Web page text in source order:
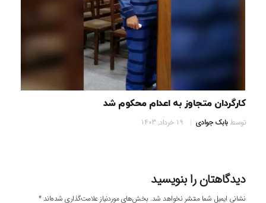
کارگردان متجاوز به اعدام محکوم شد
توسطبابک جوادی 19 خرداد, 1403
دیدگاهتان را بنویسید
نشانی ایمیل شما منتشر نخواهد شد. بخش‌های موردنیاز علامت‌گذاری شده‌اند*